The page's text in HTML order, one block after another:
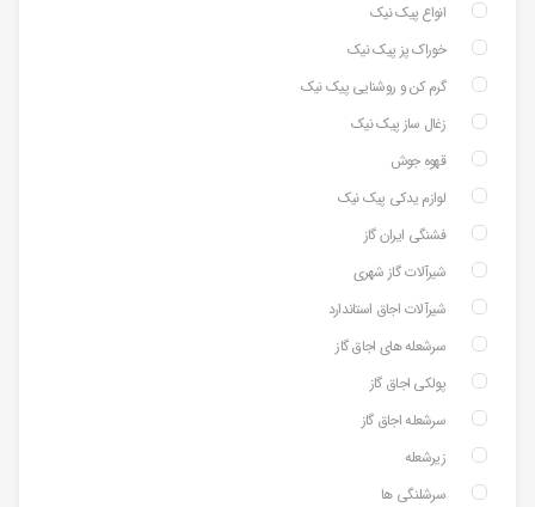
انواع پیک نیک
خوراک پز پیک نیک
گرم کن و روشنایی پیک نیک
زغال ساز پیک نیک
قهوه جوش
لوازم یدکی پیک نیک
فشنگی ایران گاز
شیرآلات گاز شهری
شیرآلات اجاق استاندارد
سرشعله های اجاق گاز
پولکی اجاق گاز
سرشعله اجاق گاز
زیرشعله
سرشلنگی ها